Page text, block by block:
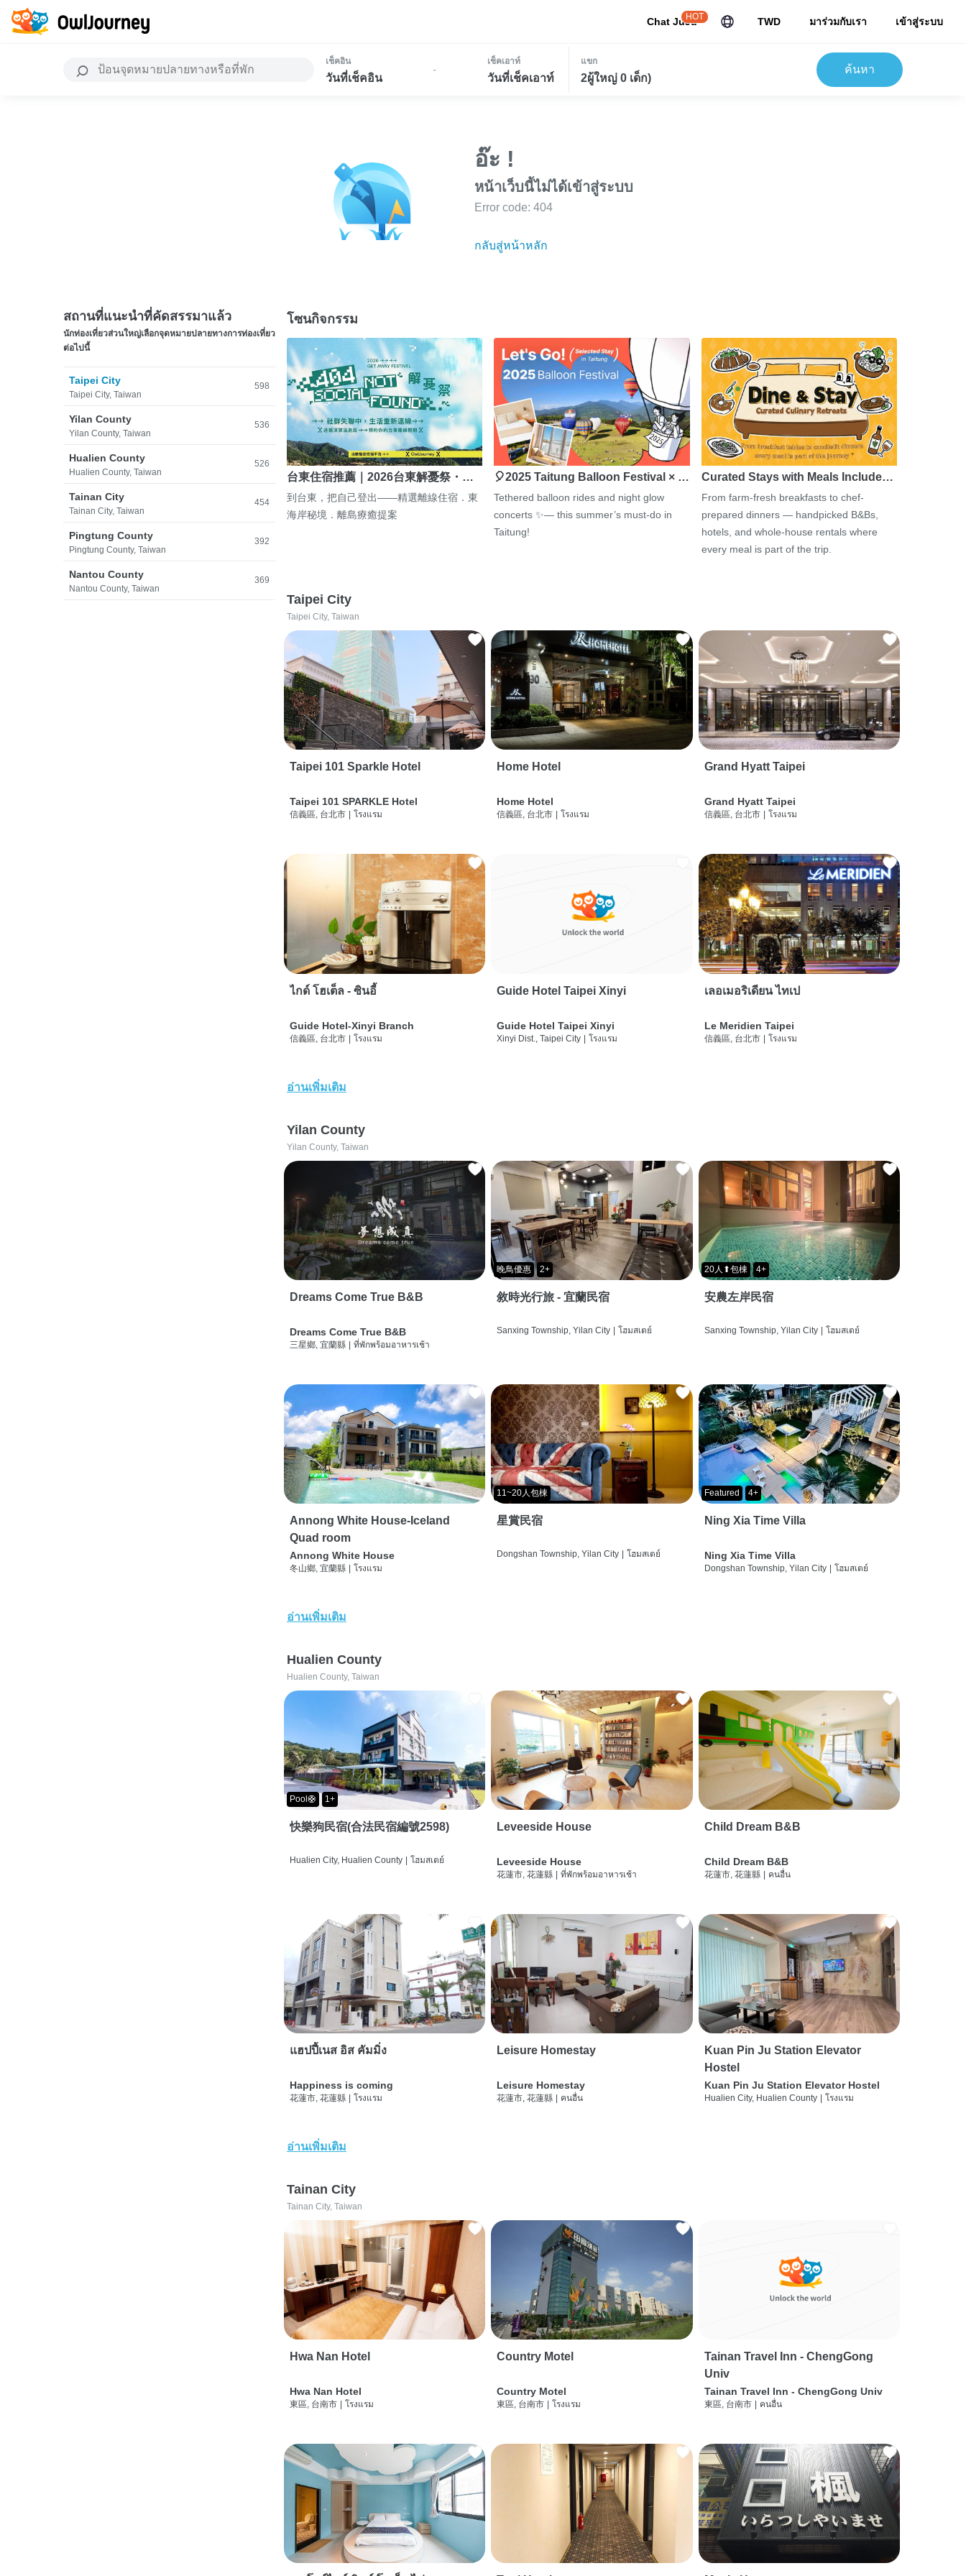
Chat JuJu
HOT TWD มาร่วมกับเรา เข้าสู่ระบบ
เช็คอิน
วันที่เช็คอิน
-
เช็คเอาท์
วันที่เช็คเอาท์
แขก
2ผู้ใหญ่ 0 เด็ก)
ค้นหา
อ๊ะ !
หน้าเว็บนี้ไม่ได้เข้าสู่ระบบ
Error code: 404
กลับสู่หน้าหลัก
สถานที่แนะนำที่คัดสรรมาแล้ว
นักท่องเที่ยวส่วนใหญ่เลือกจุดหมายปลายทางการท่องเที่ยว
ต่อไปนี้
Taipei City
Taipei City, Taiwan
598
Yilan County
Yilan County, Taiwan
536
Hualien County
Hualien County, Taiwan
526
Tainan City
Tainan City, Taiwan
454
Pingtung County
Pingtung County, Taiwan
392
Nantou County
Nantou County, Taiwan
369
โซนกิจกรรม
台東住宿推薦｜2026台東解憂祭・…
到台東，把自己登出——精選離線住宿．東
海岸秘境．離島療癒提案
🎈2025 Taitung Balloon Festival × …
Tethered balloon rides and night glow
concerts ✨— this summer’s must-do in
Taitung!
Curated Stays with Meals Include…
From farm-fresh breakfasts to chef-
prepared dinners — handpicked B&Bs,
hotels, and whole-house rentals where
every meal is part of the trip.
Taipei City
Taipei City, Taiwan
Taipei 101 Sparkle Hotel
Taipei 101 SPARKLE Hotel
信義區, 台北市 โรงแรม
Home Hotel
Home Hotel
信義區, 台北市 โรงแรม
Grand Hyatt Taipei
Grand Hyatt Taipei
信義區, 台北市 โรงแรม
ไกด์ โฮเต็ล - ซินอี้
Guide Hotel-Xinyi Branch
信義區, 台北市 | โรงแรม
Guide Hotel Taipei Xinyi
Guide Hotel Taipei Xinyi
Xinyi Dist., Taipei City | โรงแรม
เลอเมอริเดียน ไทเป
Le Meridien Taipei
信義區, 台北市 | โรงแรม
อ่านเพิ่มเติม
Yilan County
Yilan County, Taiwan
Dreams Come True B&B
Dreams Come True B&B
三星鄉, 宜蘭縣 | ที่พักพร้อมอาหารเช้า
晚鳥優惠 2+
敘時光行旅 - 宜蘭民宿
Sanxing Township, Yilan City | โฮมสเตย์
20人⬆包棟 4+
安農左岸民宿
Sanxing Township, Yilan City | โฮมสเตย์
Annong White House-Iceland
Quad room
Annong White House
冬山鄉, 宜蘭縣 | โรงแรม
11~20人包棟
星賞民宿
Dongshan Township, Yilan City | โฮมสเตย์
Featured 4+
Ning Xia Time Villa
Ning Xia Time Villa
Dongshan Township, Yilan City | โฮมสเตย์
อ่านเพิ่มเติม
Hualien County
Hualien County, Taiwan
Pool🛟 1+
快樂狗民宿(合法民宿編號2598)
Hualien City, Hualien County | โฮมสเตย์
Leveeside House
Leveeside House
花蓮市, 花蓮縣 | ที่พักพร้อมอาหารเช้า
Child Dream B&B
Child Dream B&B
花蓮市, 花蓮縣 | คนอื่น
แฮปปี้เนส อิส คัมมิ่ง
Happiness is coming
花蓮市, 花蓮縣 โรงแรม
Leisure Homestay
Leisure Homestay
花蓮市, 花蓮縣 คนอื่น
Kuan Pin Ju Station Elevator
Hostel
Kuan Pin Ju Station Elevator Hostel
Hualien City, Hualien County โรงแรม
อ่านเพิ่มเติม
Tainan City
Tainan City, Taiwan
Hwa Nan Hotel
Hwa Nan Hotel
東區, 台南市 โรงแรม
Country Motel
Country Motel
東區, 台南市 โรงแรม
Tainan Travel Inn - ChengGong
Univ
Tainan Travel Inn - ChengGong Univ
東區, 台南市 คนอื่น